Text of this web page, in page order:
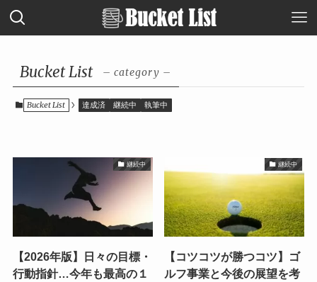
Bucket List – category –
Bucket List 達成済 継続中 執筆中
継続中
【2026年版】日々の目標・
行動指針…今年も最高の１
継続中
【コツコツが勝つコツ】ゴ
ルフ事業と今後の展望を考